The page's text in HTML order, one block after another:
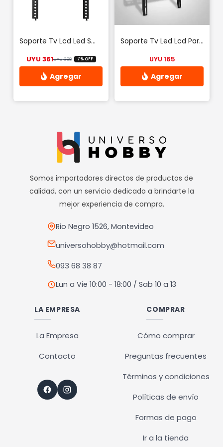
Soporte Tv Lcd Led Smart 32 A 55 Pulgadas Fijo
UYU388El precio original era: UYU 388.
UYU 361 El precio actual es: UYU 361.
7% OFF
Soporte Tv Led Lcd Pared 26 A 63 Plasma
UYU 165
Somos importadores directos de productos de
calidad, con un servicio dedicado a brindarte la
mejor experiencia de compra.
Rio Negro 1526, Montevideo
universohobby@hotmail.com
093 68 38 87
Lun a Vie 10:00 - 18:00 / Sab 10 a 13
LA EMPRESA
La Empresa
Contacto
COMPRAR
Cómo comprar
Preguntas frecuentes
Términos y condiciones
Políticas de envío
Formas de pago
Ir a la tienda